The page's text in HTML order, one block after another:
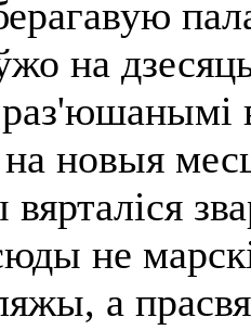
на
на новыя
не
а